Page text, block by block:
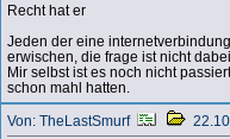
Recht hat er
Jeden der eine
erwischen, die frage ist nicht
Mir selbst ist es noch nicht
schon mahl hatten.
Von: TheLastSmurf